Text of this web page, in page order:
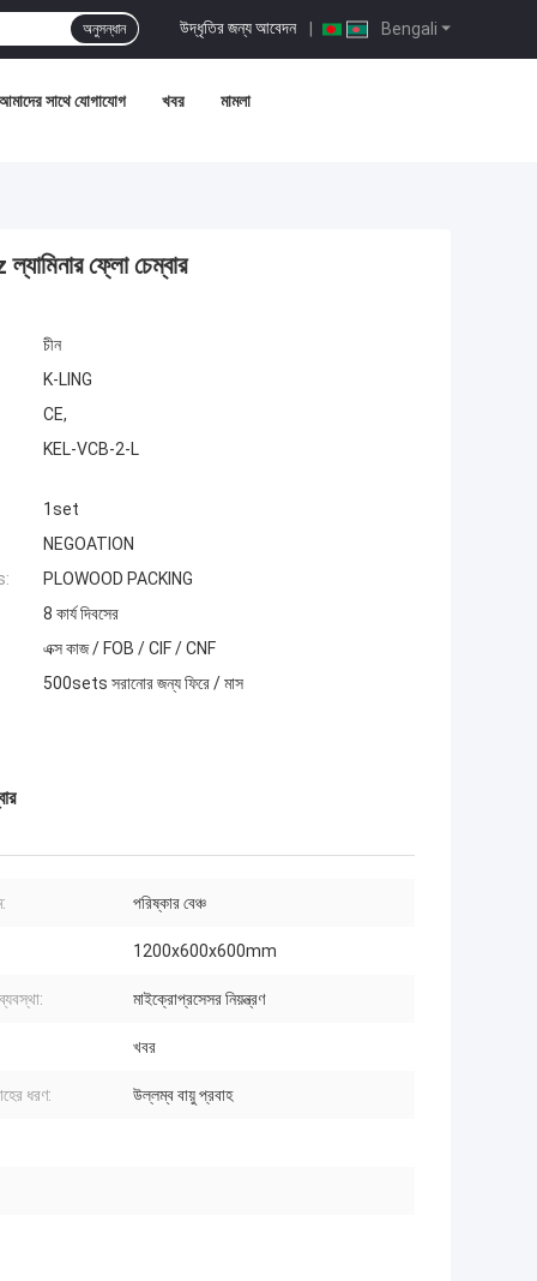
Bengali
উদ্ধৃতির জন্য আবেদন |
অনুসন্ধান
সাথে যোগাযোগ খবর মামলা
ফ্লো চেম্বার
চীন
K-LING
CE,
KEL-VCB-2-L
1set
NEGOATION
PLOWOOD PACKING
8 কার্য দিবসের
এক্স কাজ / FOB / CIF / CNF
500sets সরানোর জন্য ফিরে / মাস
পরিষ্কার বেঞ্চ
1200x600x600mm
মাইক্রোপ্রসেসর নিয়ন্ত্রণ
খবর
ধরণ: উল্লম্ব বায়ু প্রবাহ